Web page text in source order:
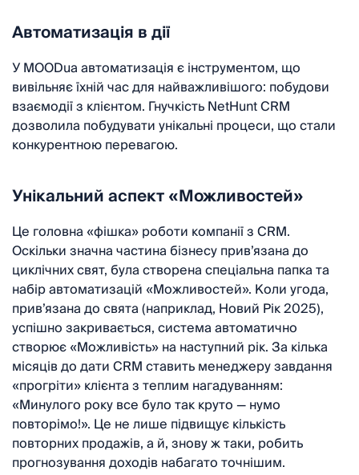
Автоматизація в дії
У MOODua автоматизація є інструментом, що
вивільняє їхній час для найважливішого: побудови
взаємодії з клієнтом. Гнучкість NetHunt CRM
дозволила побудувати унікальні процеси, що стали
конкурентною перевагою.
Унікальний аспект «Можливостей»
Це головна «фішка» роботи компанії з CRM.
Оскільки значна частина бізнесу прив’язана до
циклічних свят, була створена спеціальна папка та
набір автоматизацій «Можливостей». Коли угода,
прив’язана до свята (наприклад, Новий Рік 2025),
успішно закривається, система автоматично
створює «Можливість» на наступний рік. За кілька
місяців до дати CRM ставить менеджеру завдання
«прогріти» клієнта з теплим нагадуванням:
«Минулого року все було так круто — нумо
повторімо!». Це не лише підвищує кількість
повторних продажів, а й, знову ж таки, робить
прогнозування доходів набагато точнішим.